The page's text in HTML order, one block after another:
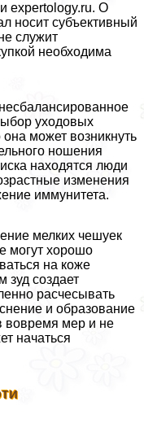
expertology.ru. О
носит субъективный
служит
необходима
уходовых
может возникнуть
ношения
находятся люди
изменения
иммунитета.
мелких чешуек
могут хорошо
на коже
создает
расчесывать
и образование
вовремя мер и не
начаться